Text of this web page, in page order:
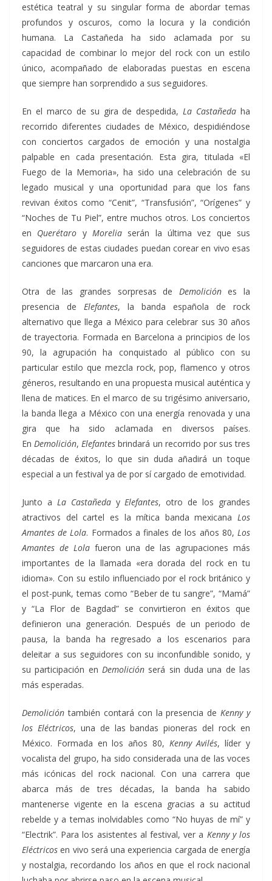
estética teatral y su singular forma de abordar temas
profundos y oscuros, como la locura y la condición
humana. La Castañeda ha sido aclamada por su
capacidad de combinar lo mejor del rock con un estilo
único, acompañado de elaboradas puestas en escena
que siempre han sorprendido a sus seguidores.
En el marco de su gira de despedida, La Castañeda ha
recorrido diferentes ciudades de México, despidiéndose
con conciertos cargados de emoción y una nostalgia
palpable en cada presentación. Esta gira, titulada «El
Fuego de la Memoria», ha sido una celebración de su
legado musical y una oportunidad para que los fans
revivan éxitos como “Cenit”, “Transfusión”, “Orígenes” y
“Noches de Tu Piel”, entre muchos otros. Los conciertos
en Querétaro y Morelia serán la última vez que sus
seguidores de estas ciudades puedan corear en vivo esas
canciones que marcaron una era.
Otra de las grandes sorpresas de Demoliciónes la
presencia de Elefantes, la banda española de rock
alternativo que llega a México para celebrar sus 30 años
de trayectoria. Formada en Barcelona a principios de los
90, la agrupación ha conquistado al público con su
particular estilo que mezcla rock, pop, flamenco y otros
géneros, resultando en una propuesta musical auténtica y
llena de matices. En el marco de su trigésimo aniversario,
la banda llega a México con una energía renovada y una
gira que ha sido aclamada en diversos países.
En Demolición, Elefantes brindará un recorrido por sus tres
décadas de éxitos, lo que sin duda añadirá un toque
especial a un festival ya de por sí cargado de emotividad.
Junto a La Castañeday Elefantes, otro de los grandes
atractivos del cartel es la mítica banda mexicana Los
Amantes de Lola. Formados a finales de los años 80, Los
Amantes de Lola fueron una de las agrupaciones más
importantes de la llamada «era dorada del rock en tu
idioma». Con su estilo influenciado por el rock británico y
el post-punk, temas como “Beber de tu sangre”, “Mamá”
y “La Flor de Bagdad” se convirtieron en éxitos que
definieron una generación. Después de un periodo de
pausa, la banda ha regresado a los escenarios para
deleitar a sus seguidores con su inconfundible sonido, y
su participación en Demolición será sin duda una de las
más esperadas.
Demolición también contará con la presencia de Kenny y
los Eléctricos, una de las bandas pioneras del rock en
México. Formada en los años 80, Kenny Avilés, líder y
vocalista del grupo, ha sido considerada una de las voces
más icónicas del rock nacional. Con una carrera que
abarca más de tres décadas, la banda ha sabido
mantenerse vigente en la escena gracias a su actitud
rebelde y a temas inolvidables como “No huyas de mí” y
“Electrik”. Para los asistentes al festival, ver a Kenny y los
Eléctricos en vivo será una experiencia cargada de energía
y nostalgia, recordando los años en que el rock nacional